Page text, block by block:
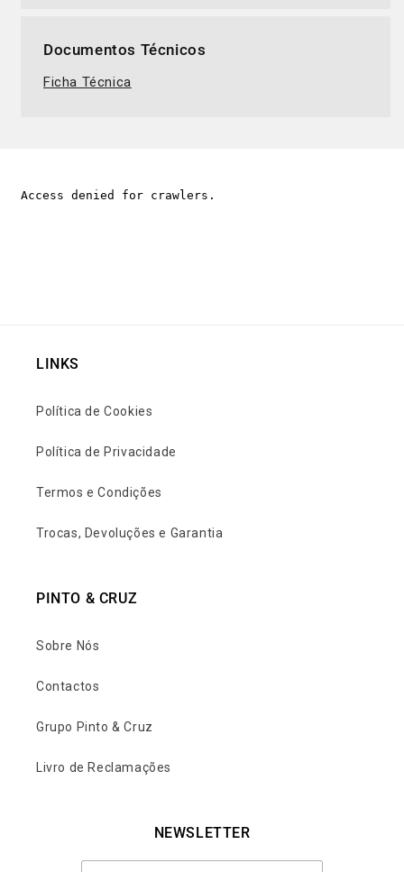
Documentos Técnicos
Ficha Técnica
LINKS
Política de Cookies
Política de Privacidade
Termos e Condições
Trocas, Devoluções e Garantia
PINTO & CRUZ
Sobre Nós
Contactos
Grupo Pinto & Cruz
Livro de Reclamações
NEWSLETTER